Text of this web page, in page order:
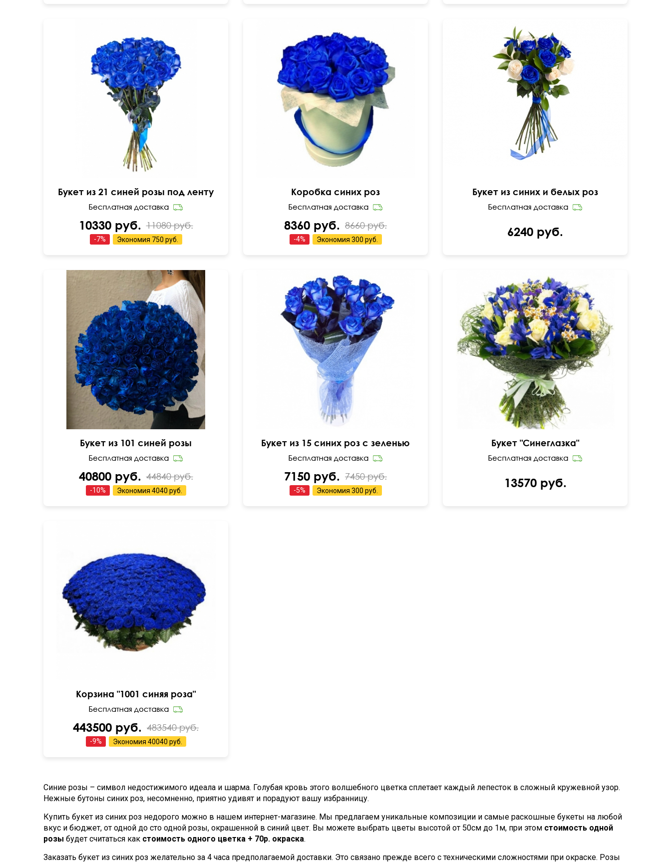
Можно оформить в коробке
50 см
30 см
Букет из 21 синей розы под ленту
10330 руб. 11080 руб.
-7% Экономия 750 руб.
Бутоны окрашены
35 см
30 см
Коробка синих роз
8360 руб. 8660 руб.
-4% Экономия 300 руб.
60 см 35 см
Букет из синих и белых роз
6240 руб.
5 см 70 см
Букет из 101 синей розы
40800 руб. 44840 руб.
-10% Экономия 4040 руб.
50 см 40 см
Букет из 15 синих роз с зеленью
7150 руб. 7450 руб.
-5% Экономия 300 руб.
Синие ирисы, розы, ромашка, сизаль, лента
50 см
45 см
Букет "Синеглазка"
13570 руб.
55 см 150 см
Корзина "1001 синяя роза"
443500 руб. 483540 руб.
-9% Экономия 40040 руб.
Синие розы – символ недостижимого идеала и шарма. Голубая кровь этого волшебного цветка сплетает каждый лепесток в сложный кружевной узор.
Нежные бутоны синих роз, несомненно, приятно удивят и порадуют вашу избранницу.
Купить букет из синих роз недорого можно в нашем интернет-магазине. Мы предлагаем уникальные композиции и самые раскошные букеты на любой
вкус и бюджет, от одной до сто одной розы, окрашенной в синий цвет. Вы можете выбрать цветы высотой от 50см до 1м, при этом стоимость одной
розы будет считаться как стоимость одного цветка + 70р. окраска.
Заказать букет из синих роз желательно за 4 часа предполагаемой доставки. Это связано прежде всего с техническими сложностями при окраске. Розы